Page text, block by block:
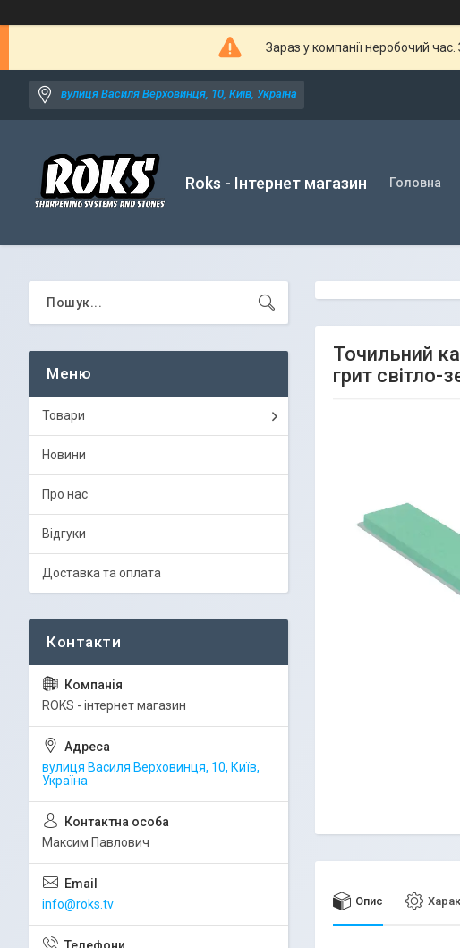
Зараз у компанії неробочий
вулиця Василя Верховинця, 10, Київ, Україна
Roks - Інтернет магазин Головна
Точильний
грит світло-
Опис
Товари
Новини
Про нас
Відгуки
Доставка та оплата
ROKS - інтернет магазин
вулиця Василя Верховинця, 10, Київ,
Україна
Максим Павлович
info@roks.tv